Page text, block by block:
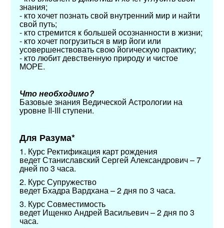
знания;
- кто хочет познать свой внутренний мир и найти
свой путь;
- кто стремится к большей осознанности в жизни;
- кто хочет погрузиться в мир йоги или
усовершенствовать свою йогическую практику;
- кто любит девственную природу и чистое
МОРЕ.
Что необходимо?
Базовые знания Ведической Астрологии на
уровне II-III ступени.
Для Разума*
1. Курс Ректификация карт рождения
ведет Станиславский Сергей Александрович – 7
дней по 3 часа.
2. Курс Супружество
ведет Бхадра Вардхана – 2 дня по 3 часа.
3. Курс Совместимость
ведет Ищенко Андрей Васильевич – 2 дня по 3
часа.